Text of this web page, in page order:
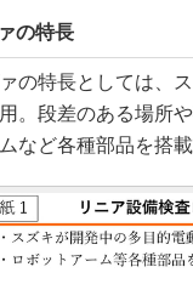
の特長
の特長としては、
。段差のある場所
など各種部品を搭載